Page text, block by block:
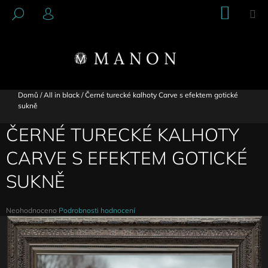
HLEDAT
PŘIHLÁŠENÍ KOŠÍK
Domů / All in black / Černé turecké kalhoty Carve s efektem gotické
sukně
ČERNÉ TURECKÉ KALHOTY
CARVE S EFEKTEM GOTICKÉ
SUKNĚ
Průměrné
hodnocení
produktu
je
0,0
Neohodnoceno Podrobnosti hodnocení
P
O
T
Ř
E
B
U
J
E
T
E